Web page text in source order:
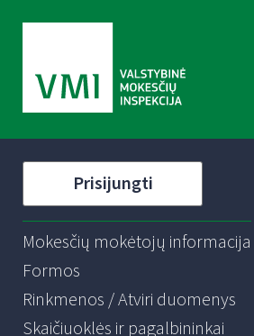
Prisijungti
Mokesčių mokėtojų informacija
Formos
Rinkmenos / Atviri duomenys
Skaičiuoklės ir pagalbininkai